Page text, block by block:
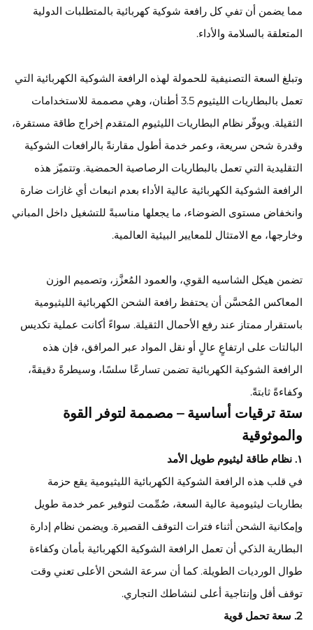
مما يضمن أن تفي كل رافعة شوكية كهربائية بالمتطلبات الدولية
المتعلقة بالسلامة والأداء.
وتبلغ السعة التصنيفية للحمولة لهذه الرافعة الشوكية الكهربائية التي
تعمل بالبطاريات الليثيوم 3.5 أطنان، وهي مصممة للاستخدامات
الثقيلة. ويوفّر نظام البطاريات الليثيوم المتقدم إخراج طاقة مستقرة،
وقدرة شحن سريعة، وعمر خدمة أطول مقارنةً بالرافعات الشوكية
التقليدية التي تعمل بالبطاريات الرصاصية الحمضية. وتتميّز هذه
الرافعة الشوكية الكهربائية عالية الأداء بعدم انبعاث أي غازات ضارة
وانخفاض مستوى الضوضاء، ما يجعلها مناسبةً للتشغيل داخل المباني
وخارجها، مع الامتثال للمعايير البيئية العالمية.
تضمن هيكل الشاسيه القوي، والعمود المُعزَّز، وتصميم الوزن
المعاكس المُحسَّن أن يحتفظ رافعة الشحن الكهربائية الليثيومية
باستقرار ممتاز عند رفع الأحمال الثقيلة. سواءً أكانت عملية تكديس
البالتات على ارتفاعٍ عالٍ أو نقل المواد عبر المرافق، فإن هذه
الرافعة الشوكية الكهربائية تضمن تسارعًا سلسًا، وسيطرةً دقيقةً،
وكفاءةً ثابتةً.
ستة ترقيات أساسية – مصممة لتوفر القوة
والموثوقية
١. نظام طاقة ليثيوم طويل الأمد
في قلب هذه الرافعة الشوكية الكهربائية الليثيومية يقع حزمة
بطاريات ليثيومية عالية السعة، صُمِّمت لتوفير عمر خدمة طويل
وإمكانية الشحن أثناء فترات التوقف القصيرة. ويضمن نظام إدارة
البطارية الذكي أن تعمل الرافعة الشوكية الكهربائية بأمان وكفاءة
طوال الورديات الطويلة. كما أن سرعة الشحن الأعلى تعني وقت
توقف أقل وإنتاجية أعلى لنشاطك التجاري.
2. سعة تحمل قوية